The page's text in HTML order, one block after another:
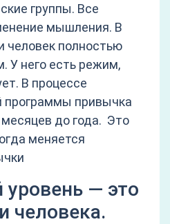
группы. Все
мышления. В
человек полностью
У него есть режим,
В процессе
программы привычка
месяцев до года. Это
меняется
— это
человека.